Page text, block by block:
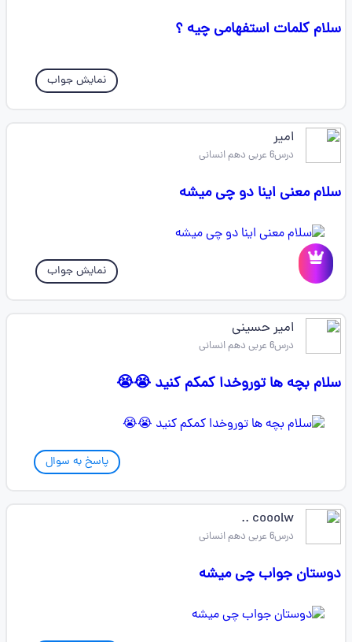
سلام کلمات استفهامی چیه ؟
نمایش جواب
امیر
درس6 عربی دهم انسانی
سلام معنی اینا دو چی میشه
نمایش جواب
امیر حسینی
درس6 عربی دهم انسانی
سلام بچه ها توروخدا کمکم کنید 😭😭
پاسخ به سوال
cooolw ..
درس6 عربی دهم انسانی
دوستان جواب چی میشه